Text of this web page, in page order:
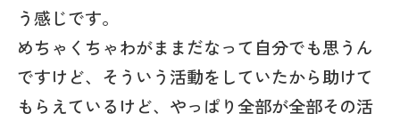
う感じです。
めちゃくちゃわがままだなって自分でも思うん
ですけど、そういう活動をしていたから助けて
もらえているけど、やっぱり全部が全部その活